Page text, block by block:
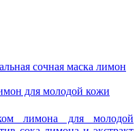
для молодой кожи
лимона для молодой